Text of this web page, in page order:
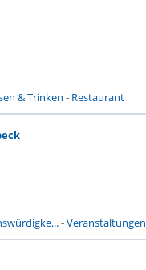
& Trinken - Restaurant
-Veranstaltungen